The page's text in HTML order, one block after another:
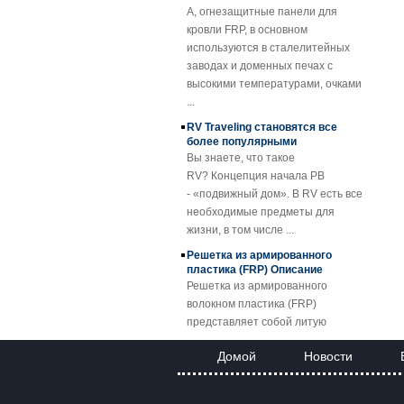
Пластмассовые
профили из
барабана
армированный
стекловолокном
армированный
Кровельный лист
SMC BMC
Fiberglass Resin
Composite FRP
Manhole Cover
кровли FRP, в основном
используются в сталелитейных
заводах и доменных печах с
высокими температурами, очками
...
более популярными
Вы знаете, что такое
RV? Концепция начала РВ
- «подвижный дом». В RV есть все
необходимые предметы для
жизни, в том числе ...
пластика (FRP) Описание
Решетка из армированного
волокном пластика (FRP)
представляет собой литую
пластико...
FRP Sheet & Panel Project
Применение решеток FRP
Домой Новости